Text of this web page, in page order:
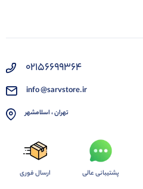
02156699364
info @sarvstore.ir
تهران ، اسلامشهر
پشتیبانی عالی ارسال فوری